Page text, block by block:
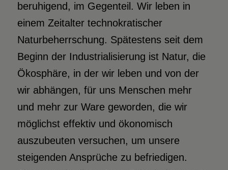
beruhigend, im Gegenteil. Wir leben in
einem Zeitalter technokratischer
Naturbeherrschung. Spätestens seit dem
Beginn der Industrialisierung ist Natur, die
Ökosphäre, in der wir leben und von der
wir abhängen, für uns Menschen mehr
und mehr zur Ware geworden, die wir
möglichst effektiv und ökonomisch
auszubeuten versuchen, um unsere
steigenden Ansprüche zu befriedigen.